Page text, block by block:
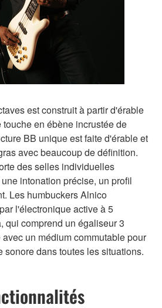
est construit à partir d'érable
en ébène incrustée de
BB unique est faite d'érable et
avec beaucoup de définition.
des selles individuelles
intonation précise, un profil
Les humbuckers Alnico
l'électronique active à 5
qui comprend un égaliseur 3
un médium commutable pour
sonore dans toutes les situations.